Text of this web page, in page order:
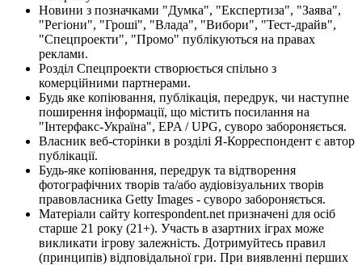
Новини з позначками "Думка", "Експертиза", "Заява",
"Регіони", "Гроші", "Влада", "Вибори", "Тест-драйв",
"Спецпроекти", "Промо" публікуються на правах
реклами.
Розділ Спецпроекти створюється спільно з
комерційними партнерами.
Будь яке копіювання, публікація, передрук, чи наступне
поширення інформації, що містить посилання на
"Інтерфакс-Україна", EPA / UPG, суворо забороняється.
Власник веб-сторінки в розділі Я-Корреспондент є автор
публікації.
Будь-яке копіювання, передрук та відтворення
фотографічних творів та/або аудіовізуальних творів
правовласника Getty Images - суворо забороняється.
Матеріали сайту korrespondent.net призначені для осіб
старше 21 року (21+). Участь в азартних іграх може
викликати ігрову залежність. Дотримуйтесь правил
(принципів) відповідальної гри. При виявленні перших